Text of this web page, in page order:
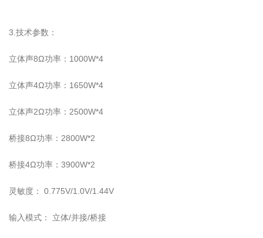
3.技术参数：
立体声8Ω功率：1000W*4
立体声4Ω功率：1650W*4
立体声2Ω功率：2500W*4
桥接8Ω功率：2800W*2
桥接4Ω功率：3900W*2
灵敏度： 0.775V/1.0V/1.44V
输入模式： 立体/并接/桥接